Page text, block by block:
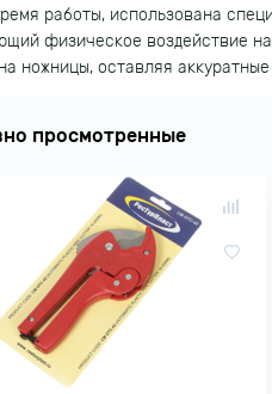
работы, использована
физическое воздействие
ножницы, оставляя
просмотренные